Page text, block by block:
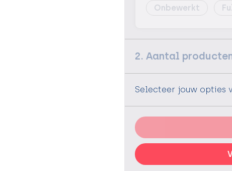
Onbewerkt
2. Aantal
Selecteer jouw opties